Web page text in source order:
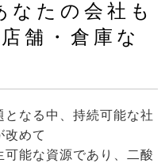
なたの会社も
舗・倉庫な
なる中、持続可能な社
改めて
能な資源であり、二酸